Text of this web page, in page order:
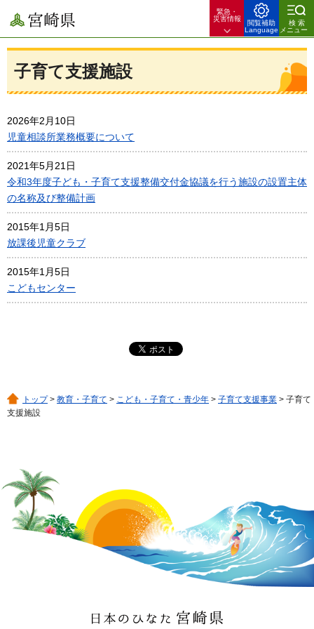
宮崎県
緊急・
災害情報
閲覧補助
Language
検索
メニュー
子育て支援施設
2026年2月10日
児童相談所業務概要について
2021年5月21日
令和3年度子ども・子育て支援整備交付金協議を行う施設の設置主体
の名称及び整備計画
2015年1月5日
放課後児童クラブ
2015年1月5日
こどもセンター
トップ> 教育・子育て > こども・子育て・青少年 > 子育て支援事業 > 子育て
支援施設
日本のひなた 宮崎県